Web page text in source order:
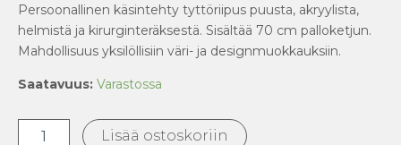
Persoonallinen käsintehty tyttöriipus puusta, akryylista,
helmistä ja kirurginteräksestä. Sisältää 70 cm palloketjun.
Mahdollisuus yksilöllisiin väri- ja designmuokkauksiin.
Saatavuus: Varastossa
Lisää ostoskoriin